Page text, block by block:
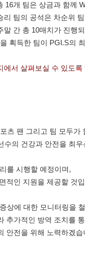
16개 팀은 상금과 함께
리 팀의 공석은 차순위
간 총 10매치가 진행
획득한 팀이 PGI.S의
서 살펴보실 수 있도록
츠 팬 그리고 팀 모두가
수의 건강과 안전을 최
를 시행할 예정이며,
적인 지원을 제공할 것
상에 대한 모니터링을
추가적인 방역 조치를
안전을 위해 노력하겠습